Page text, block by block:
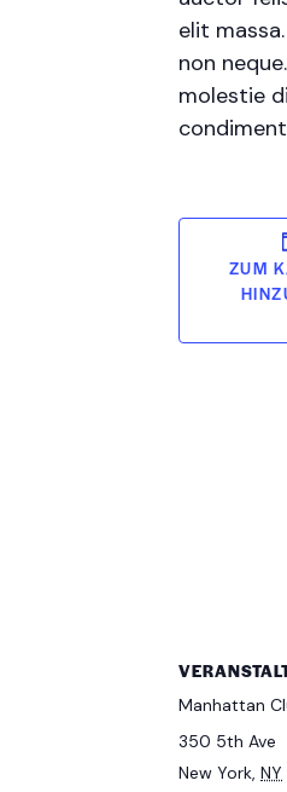
elit
non
molestie
ZUM
Manhattan
350 5th Ave
New York, NY